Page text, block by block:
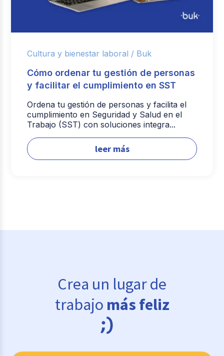
Cultura y bienestar laboral / Buk
Cómo ordenar tu gestión de personas
y facilitar el cumplimiento en SST
Ordena tu gestión de personas y facilita el
cumplimiento en Seguridad y Salud en el
Trabajo (SST) con soluciones integra...
leer más
Crea un lugar de
trabajo más feliz